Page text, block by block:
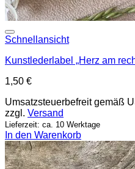
Schnellansicht
Kunstlederlabel „Herz am
1,50 €
Umsatzsteuerbefreit gemäß
zzgl. Versand
Lieferzeit: ca. 10 Werktage
In den Warenkorb